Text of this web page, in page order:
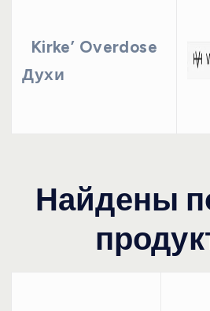
Kirke’ Overdose
Духи
Найдены